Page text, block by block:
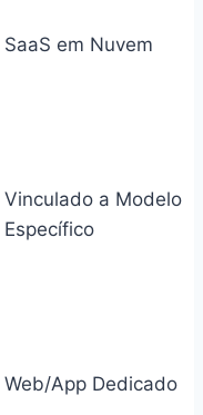
SaaS em Nuvem
Vinculado a Modelo
Específico
Web/App Dedicado